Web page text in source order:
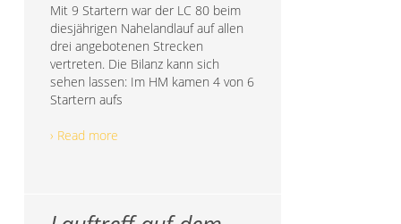
Mit 9 Startern war der LC 80 beim
diesjährigen Nahelandlauf auf allen
drei angebotenen Strecken
vertreten. Die Bilanz kann sich
sehen lassen: Im HM kamen 4 von 6
Startern aufs
› Read more